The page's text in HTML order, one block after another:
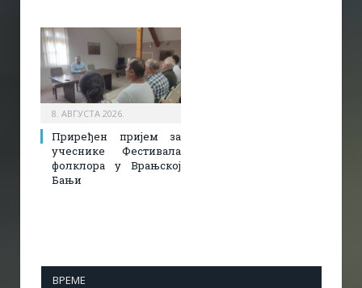
8. АВГУСТА 2026.
Приређен пријем за
учеснике Фестивала
фолклора у Врањској
Бањи
ВРЕМЕ